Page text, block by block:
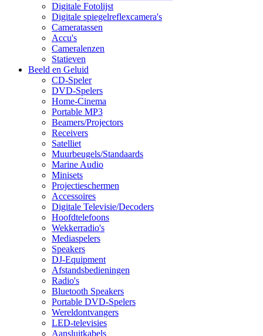
Digitale Fotolijst
Digitale spiegelreflexcamera's
Cameratassen
Accu's
Cameralenzen
Statieven
Beeld en Geluid
CD-Speler
DVD-Spelers
Home-Cinema
Portable MP3
Beamers/Projectors
Receivers
Satelliet
Muurbeugels/Standaards
Marine Audio
Minisets
Projectieschermen
Accessoires
Digitale Televisie/Decoders
Hoofdtelefoons
Wekkerradio's
Mediaspelers
Speakers
DJ-Equipment
Afstandsbedieningen
Radio's
Bluetooth Speakers
Portable DVD-Spelers
Wereldontvangers
LED-televisies
Aansluitkabels